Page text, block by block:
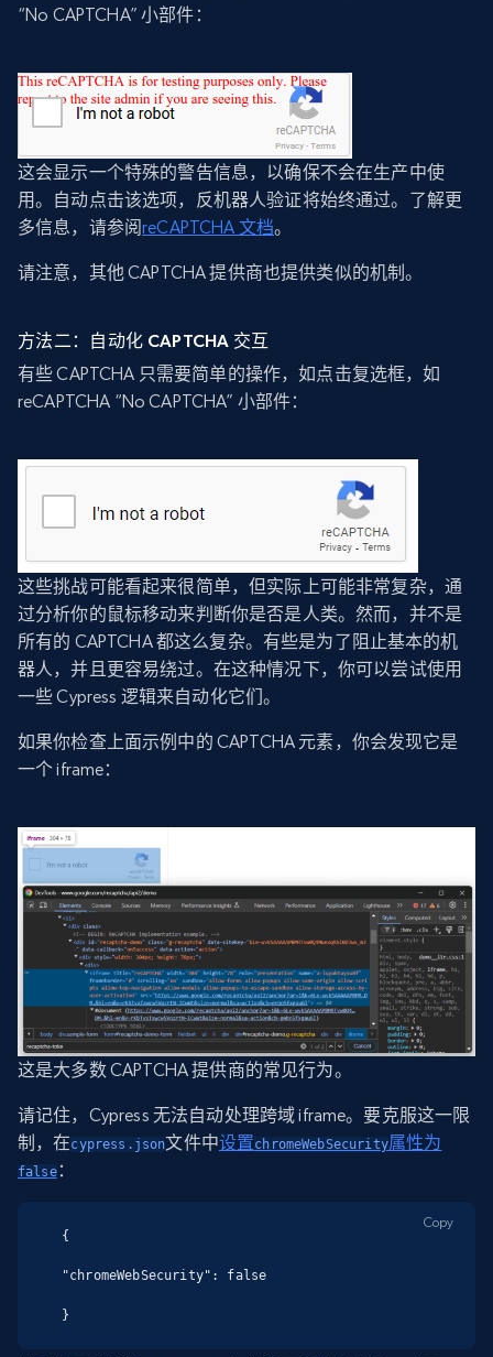
“No CAPTCHA” 小部件：
这会显示一个特殊的警告信息，以确保不会在生产中使
用。自动点击该选项，反机器人验证将始终通过。了解更
多信息，请参阅reCAPTCHA 文档。
请注意，其他 CAPTCHA 提供商也提供类似的机制。
方法二：自动化 CAPTCHA 交互
有些 CAPTCHA 只需要简单的操作，如点击复选框，如
reCAPTCHA “No CAPTCHA” 小部件：
这些挑战可能看起来很简单，但实际上可能非常复杂，通
过分析你的鼠标移动来判断你是否是人类。然而，并不是
所有的 CAPTCHA 都这么复杂。有些是为了阻止基本的机
器人，并且更容易绕过。在这种情况下，你可以尝试使用
一些 Cypress 逻辑来自动化它们。
如果你检查上面示例中的 CAPTCHA 元素，你会发现它是
一个 iframe：
这是大多数 CAPTCHA 提供商的常见行为。
请记住，Cypress 无法自动处理跨域 iframe。要克服这一限
制，在cypress.json文件中设置chromeWebSecurity属性为
false：
{
"chromeWebSecurity": false
}
Copy